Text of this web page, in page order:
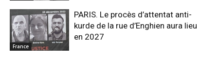
France
PARIS. Le procès d’attentat anti-
kurde de la rue d’Enghien aura lieu
en 2027